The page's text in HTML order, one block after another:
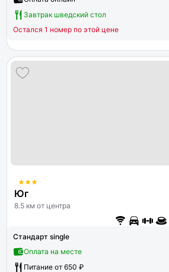
Завтрак шведский стол
Остался 1 номер по этой цене
Юг
8.5 км от центра
Стандарт single
Оплата на месте
Питание от 650 ₽